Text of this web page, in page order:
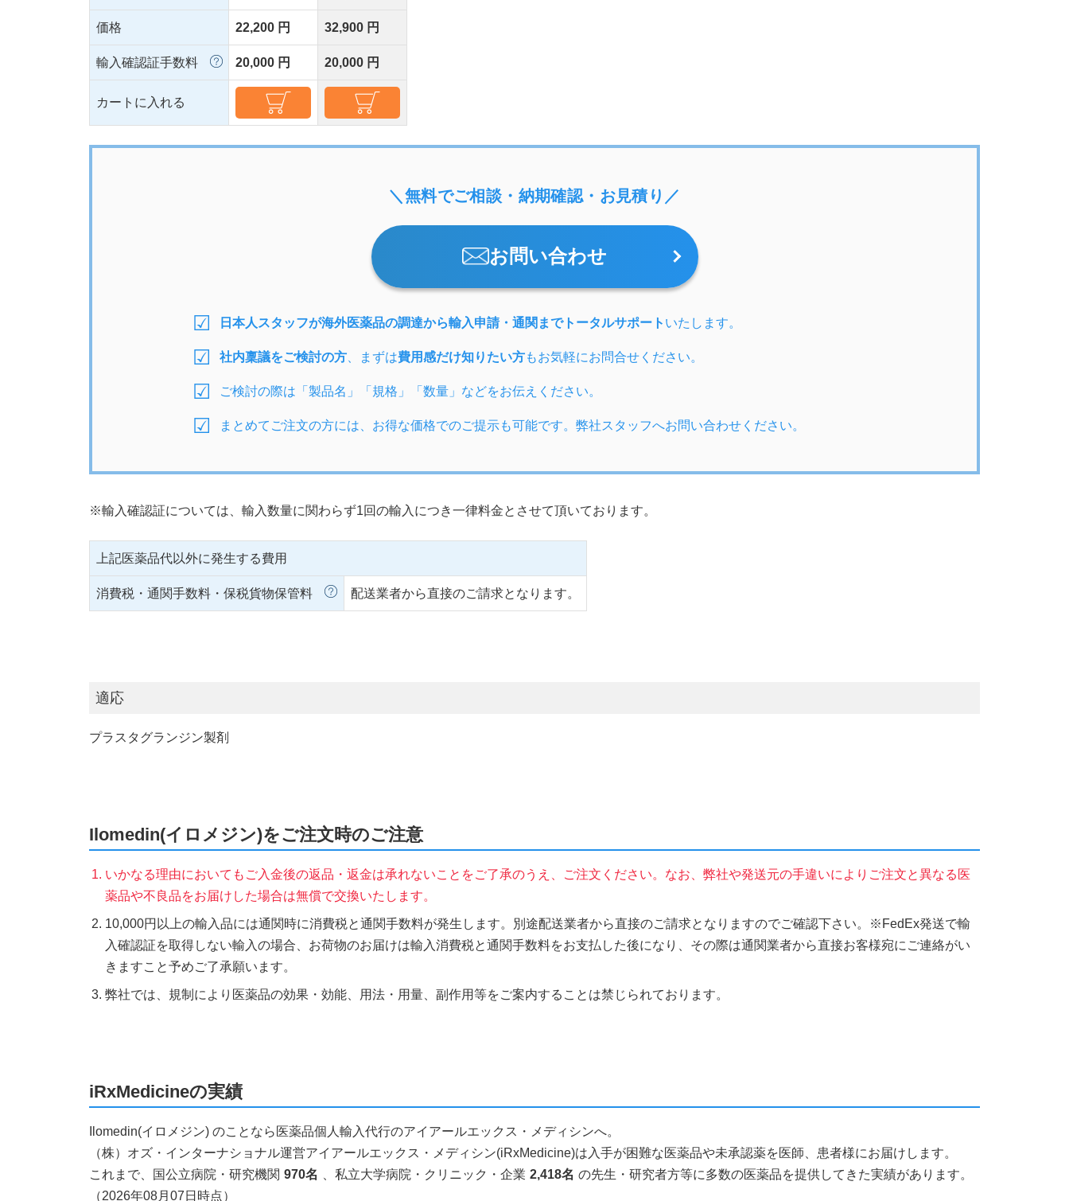
価格 22,200 円 32,900 円
輸入確認証手数料 20,000 円 20,000 円
カートに入れる
＼無料でご相談・納期確認・お見積り／
お問い合わせ
日本人スタッフが海外医薬品の調達から輸入申請・通関までトータルサポート いたします。
社内稟議をご検討の方 、まずは費用感だけ知りたい方もお気軽にお問合せください。
ご検討の際は「製品名」「規格」「数量」などをお伝えください。
まとめてご注文の方には、お得な価格でのご提示も可能です。弊社スタッフへお問い合わせください。
※輸入確認証については、輸入数量に関わらず1回の輸入につき一律料金とさせて頂いております。
上記医薬品代以外に発生する費用
消費税・通関手数料・保税貨物保管料 配送業者から直接のご請求となります。
適応
プラスタグランジン製剤
Ilomedin(イロメジン)をご注文時のご注意
いかなる理由においてもご入金後の返品・返金は承れないことをご了承のうえ、ご注文ください。なお、弊社や発送元の手違いによりご注文と異なる医
薬品や不良品をお届けした場合は無償で交換いたします。
10,000円以上の輸入品には通関時に消費税と通関手数料が発生します。別途配送業者から直接のご請求となりますのでご確認下さい。※FedEx発送で輸
入確認証を取得しない輸入の場合、お荷物のお届けは輸入消費税と通関手数料をお支払した後になり、その際は通関業者から直接お客様宛にご連絡がい
きますこと予めご了承願います。
弊社では、規制により医薬品の効果・効能、用法・用量、副作用等をご案内することは禁じられております。
iRxMedicineの実績
Ilomedin(イロメジン) のことなら医薬品個人輸入代行のアイアールエックス・メディシンへ。
（株）オズ・インターナショナル運営アイアールエックス・メディシン(iRxMedicine)は入手が困難な医薬品や未承認薬を医師、患者様にお届けします。
これまで、国公立病院・研究機関 970名 、私立大学病院・クリニック・企業 2,418名 の先生・研究者方等に多数の医薬品を提供してきた実績があります。
（2026年08月07日時点）